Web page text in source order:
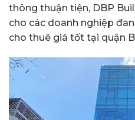
thông thuận tiện, DBP
cho các doanh nghiệp
cho thuê giá tốt tại quận